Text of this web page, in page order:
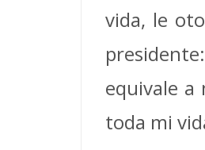
vida, le
equivale a
toda mi